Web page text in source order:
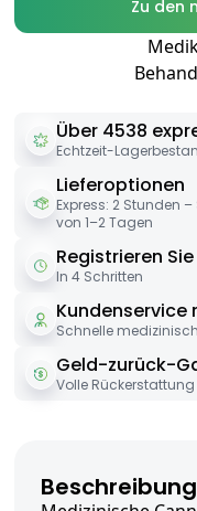
Zu den
Über 4538
Echtzeit-
Lieferoptionen
Express: 2 Stunden
von 1–2 Tagen
Registrieren
In 4 Schritten
Kundenservice
Schnelle
Geld-zurück-
Volle
Beschreibung